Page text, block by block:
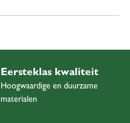
Eersteklas kwaliteit
Hoogwaardige en duurzame
materialen